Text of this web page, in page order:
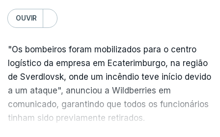
OUVIR
"Os bombeiros foram mobilizados para o centro
logístico da empresa em Ecaterimburgo, na região
de Sverdlovsk, onde um incêndio teve início devido
a um ataque", anunciou a Wildberries em
comunicado, garantindo que todos os funcionários
tinham sido previamente retirados.